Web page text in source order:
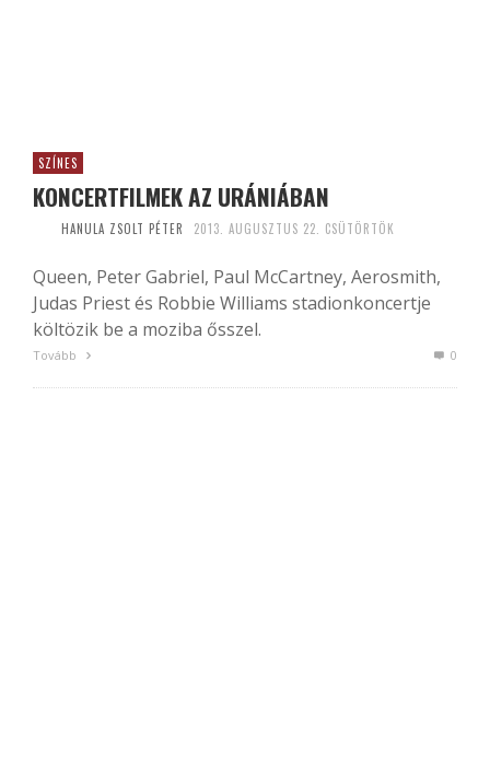
SZÍNES
KONCERTFILMEK AZ URÁNIÁBAN
HANULA ZSOLT PÉTER 2013. AUGUSZTUS 22. CSÜTÖRTÖK
Queen, Peter Gabriel, Paul McCartney, Aerosmith,
Judas Priest és Robbie Williams stadionkoncertje
költözik be a moziba ősszel.
Tovább 0